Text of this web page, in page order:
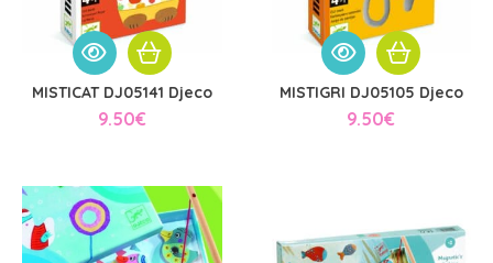
MISTICAT DJ05141 Djeco
9.50€
MISTIGRI DJ05105 Djeco
9.50€